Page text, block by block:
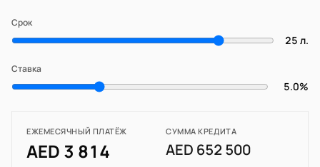
Срок
25 л.
Ставка
5.0%
ЕЖЕМЕСЯЧНЫЙ ПЛАТЁЖ
AED 3 814
СУММА КРЕДИТА
AED 652 500